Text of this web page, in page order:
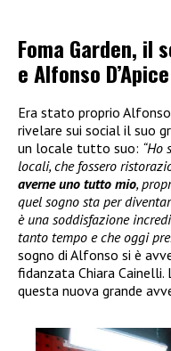
Foma Garden, il
e Alfonso
Era stato proprio Alfonso
rivelare sui social il suo
un locale tutto suo: “Ho
locali, che fossero
averne uno tutto mio,
quel sogno sta per
è una soddisfazione
tanto tempo e che oggi
sogno di Alfonso si è
fidanzata Chiara Cainelli.
questa nuova grande